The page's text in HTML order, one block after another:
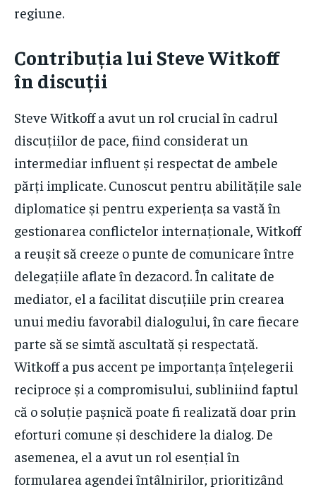
regiune.
Contribuția lui Steve Witkoff
în discuții
Steve Witkoff a avut un rol crucial în cadrul
discuțiilor de pace, fiind considerat un
intermediar influent și respectat de ambele
părți implicate. Cunoscut pentru abilitățile sale
diplomatice și pentru experiența sa vastă în
gestionarea conflictelor internaționale, Witkoff
a reușit să creeze o punte de comunicare între
delegațiile aflate în dezacord. În calitate de
mediator, el a facilitat discuțiile prin crearea
unui mediu favorabil dialogului, în care fiecare
parte să se simtă ascultată și respectată.
Witkoff a pus accent pe importanța înțelegerii
reciproce și a compromisului, subliniind faptul
că o soluție pașnică poate fi realizată doar prin
eforturi comune și deschidere la dialog. De
asemenea, el a avut un rol esențial în
formularea agendei întâlnirilor, prioritizând